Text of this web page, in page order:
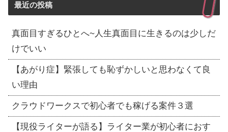
最近の投稿
真面目すぎるひとへ~人生真面目に生きるのは少しだ
けでいい
【あがり症】緊張しても恥ずかしいと思わなくて良
い理由
クラウドワークスで初心者でも稼げる案件３選
【現役ライターが語る】ライター業が初心者におす